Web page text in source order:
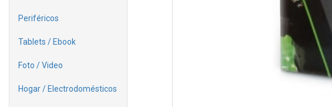
Periféricos
Tablets / Ebook
Foto / Video
Hogar / Electrodomésticos